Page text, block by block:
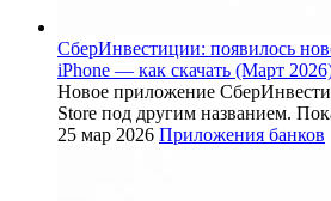
СберИнвестиции: появилось
iPhone — как скачать (Март
Новое приложение
Store под другим названием.
25 мар 2026 Приложения банков